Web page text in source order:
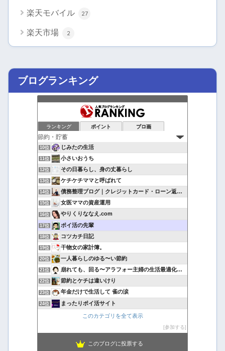
楽天モバイル 27
楽天市場 2
ブログランキング
ランキング ポイント ブロ画
10位 じみたの生活
11位 小さいおうち
12位 その日暮らし、身の丈暮らし
13位 ケチケチママと呼ばれて
14位 債務整理ブログ｜クレジットカード・ローン返済で悩んでいる方へ
15位 女医ママの資産運用
16位 やりくりななえ.com
17位 ポイ活の先輩
18位 コツカチ日記
19位 干物女の家計簿。
20位 一人暮らしのゆる〜い節約
21位 崩れても、回る〜アラフォー主婦の生活最適化日記
22位 節約とケチは違いけり
23位 年金だけで生活して 雀の涙
24位 まったりポイ活サイト
このカテゴリを全て表示
参加する
このブログに投票する